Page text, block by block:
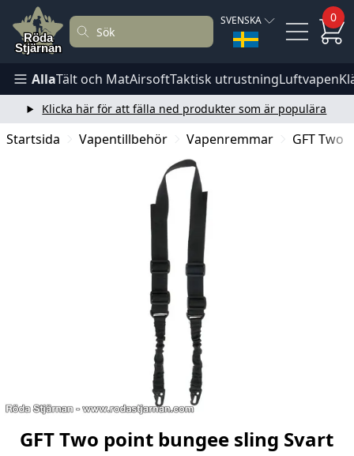
SVENSKA 0
AllaTält och MatAirsoftTaktisk utrustningLuftvapen
Klicka här för att fälla ned produkter som är populära
Startsida Vapentillbehör Vapenremmar GFT Two
GFT Two point bungee sling Svart